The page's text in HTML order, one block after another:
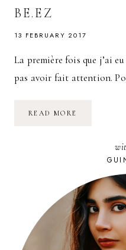
BE.EZ
13 FEBRUARY 2017
La première fois que j’ai
pas avoir fait attention.
READ MORE